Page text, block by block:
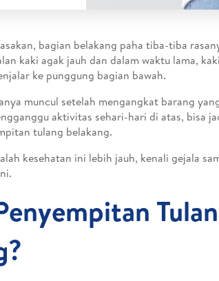
bagian belakang paha tiba-tiba
kaki agak jauh dan dalam waktu lama,
ke punggung bagian bawah.
muncul setelah mengangkat barang
aktivitas sehari-hari di atas, bisa
tulang belakang.
kesehatan ini lebih jauh, kenali gejala